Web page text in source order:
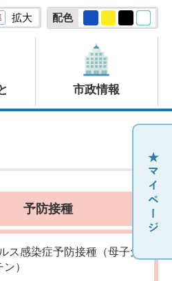
拡大 配色
市政情報
予防接種
ス感染症予防接種（母子免
）